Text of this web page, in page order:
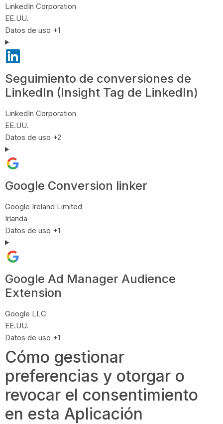
Empresa:
LinkedIn Corporation
Lugar de tratamiento:
EE.UU.
Datos Personales tratados:
Datos de uso +1
Seguimiento de conversiones de
LinkedIn (Insight Tag de LinkedIn)
Empresa:
LinkedIn Corporation
Lugar de tratamiento:
EE.UU.
Datos Personales tratados:
Datos de uso +2
Google Conversion linker
Empresa:
Google Ireland Limited
Lugar de tratamiento:
Irlanda
Datos Personales tratados:
Datos de uso +1
Google Ad Manager Audience
Extension
Empresa:
Google LLC
Lugar de tratamiento:
EE.UU.
Datos Personales tratados:
Datos de uso +1
Cómo gestionar
preferencias y otorgar o
revocar el consentimiento
en esta Aplicación